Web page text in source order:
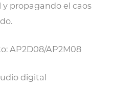
propagando el caos
AP2D08/AP2M08
digital